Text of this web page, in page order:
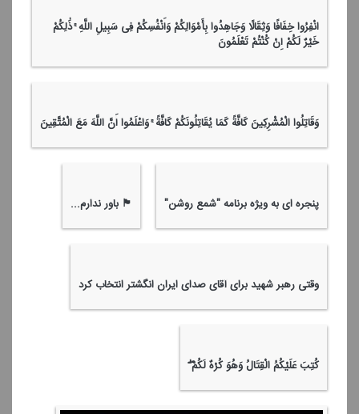
پنجره ای به ویژه برنامه "شمع روشن"